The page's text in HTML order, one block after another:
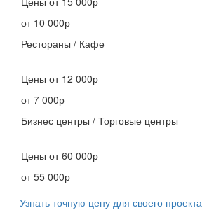
от 10 000р
Рестораны / Кафе
Цены от 12 000р
от 7 000р
Бизнес центры / Торговые центры
Цены от 60 000р
от 55 000р
Узнать точную цену для своего проекта